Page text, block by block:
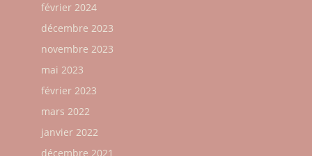
février 2024
décembre 2023
novembre 2023
mai 2023
février 2023
mars 2022
janvier 2022
décembre 2021